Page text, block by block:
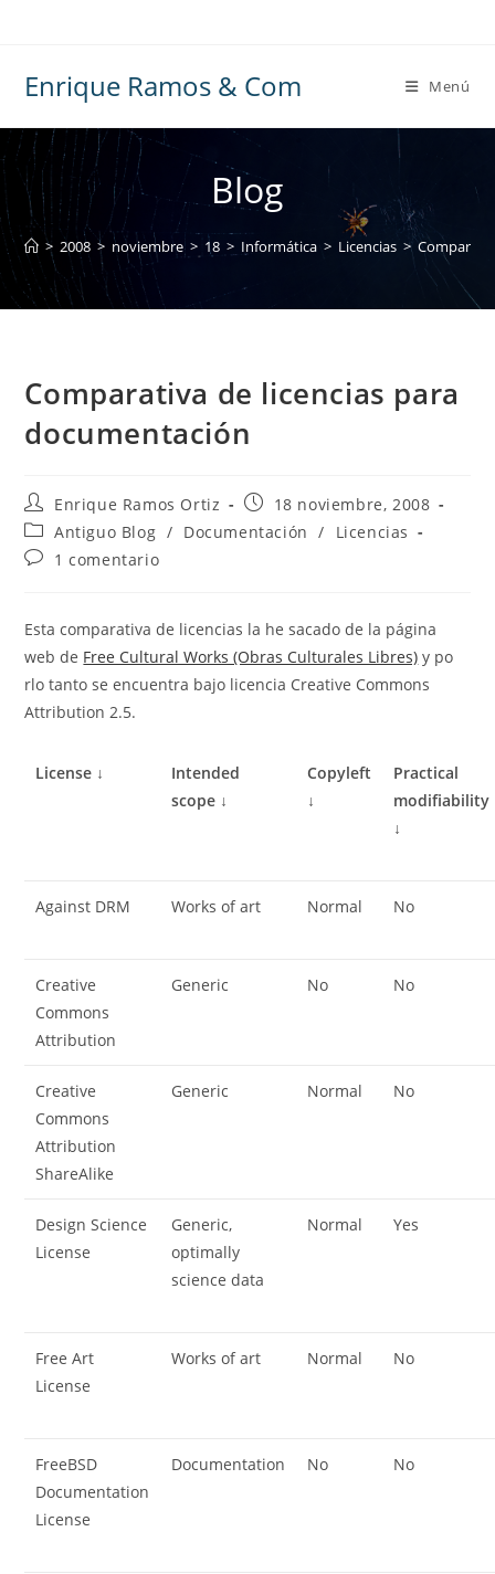
Enrique Ramos & Com Menú
Blog
> 2008 > noviembre > 18 > Informática > Licencias >
Comparativa de licencias para
documentación
Autor
de
la
entrada:
Enrique Ramos Ortiz
Publicación
de
la
18 noviembre, 2008
Categoría
de
la
Antiguo Blog / Documentación /
Licencias
Comentarios
entrada:
1 comentario
Esta comparativa de licencias la he sacado de la página
web de Free Cultural Works (Obras Culturales Libres) y po
rlo tanto se encuentra bajo licencia Creative Commons
Attribution 2.5.
License ↓
Intended
scope ↓
Copyleft
↓
Practical
modifiability
↓
Against DRM Works of art Normal No
Creative
Commons
Attribution
Generic No No
Creative
Commons
Attribution
ShareAlike
Generic Normal No
Design Science
License
Generic,
optimally
science data
Normal Yes
Free Art
License
Works of art Normal No
FreeBSD
Documentation
License
Documentation No No